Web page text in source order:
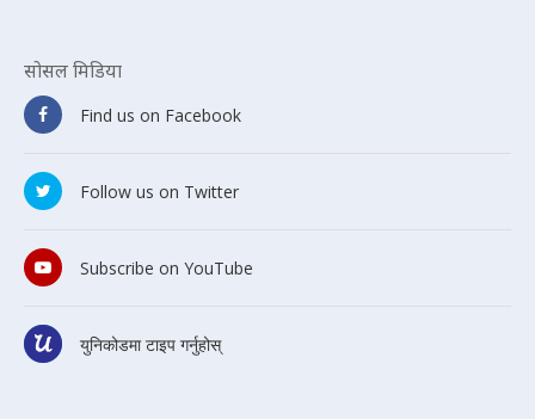
सोसल मिडिया
Find us on Facebook
Follow us on Twitter
Subscribe on YouTube
युनिकोडमा टाइप गर्नुहोस्